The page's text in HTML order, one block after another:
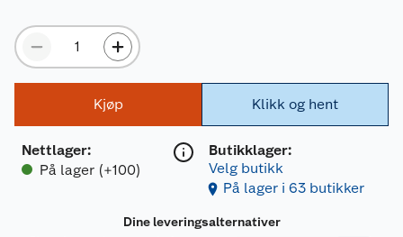
Kjøp
Nettlager:
På lager (+100)
Klikk og hent
Butikklager:
Velg butikk
På lager i 63 butikker
Dine leveringsalternativer